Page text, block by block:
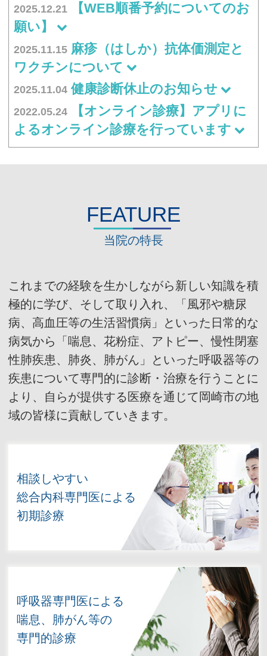
2025.12.21
【WEB順番予約についてのお
願い】
2025.11.15 麻疹（はしか）抗体価測定と
ワクチンについて
2025.11.04 健康診断休止のお知らせ
2022.05.24
【オンライン診療】アプリに
よるオンライン診療を行っています
FEATURE
当院の特長
これまでの経験を生かしながら新しい知識を積
極的に学び、そして取り入れ、「風邪や糖尿
病、高血圧等の生活習慣病」といった日常的な
病気から「喘息、花粉症、アトピー、慢性閉塞
性肺疾患、肺炎、肺がん」といった呼吸器等の
疾患について専門的に診断・治療を行うことに
より、自らが提供する医療を通じて岡崎市の地
域の皆様に貢献していきます。
相談しやすい
総合内科専門医による
初期診療
呼吸器専門医による
喘息、肺がん等の
専門的診療